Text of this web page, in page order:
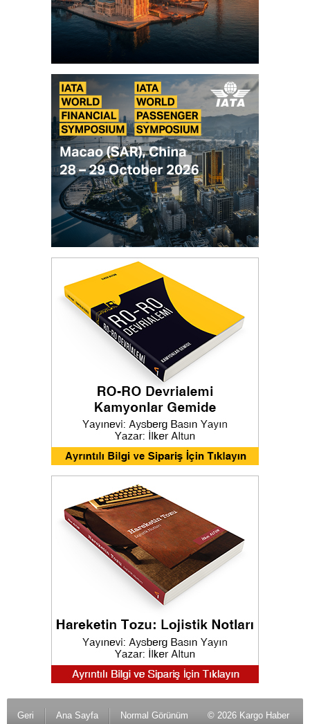
Geri Ana Sayfa Normal Görünüm © 2026 Kargo Haber